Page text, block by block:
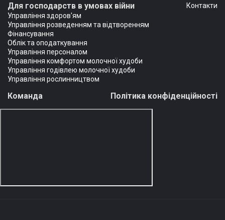
Для господарств в умовах війни
Управління здоров'ям
Управління розведенням та відтворенням
Фінансування
Облік та оподаткування
Управління персоналом
Управління комфортом молочної худоби
Управління годівлею молочної худоби
Управління рослинництвом
Контакти
Команда Політика конфіденційності